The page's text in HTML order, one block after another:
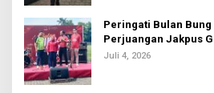
Peringati Bulan Bung
Perjuangan Jakpus
Bola U-20
Juli 4, 2026